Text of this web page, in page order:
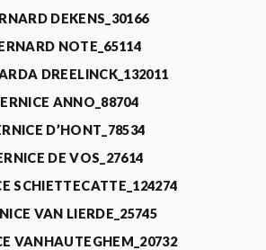
DEKENS_30166
NOTE_65114
DREELINCK_132011
ANNO_88704
D’HONT_78534
DE VOS_27614
SCHIETTECATTE_124274
VAN LIERDE_25745
VANHAUTEGHEM_20732